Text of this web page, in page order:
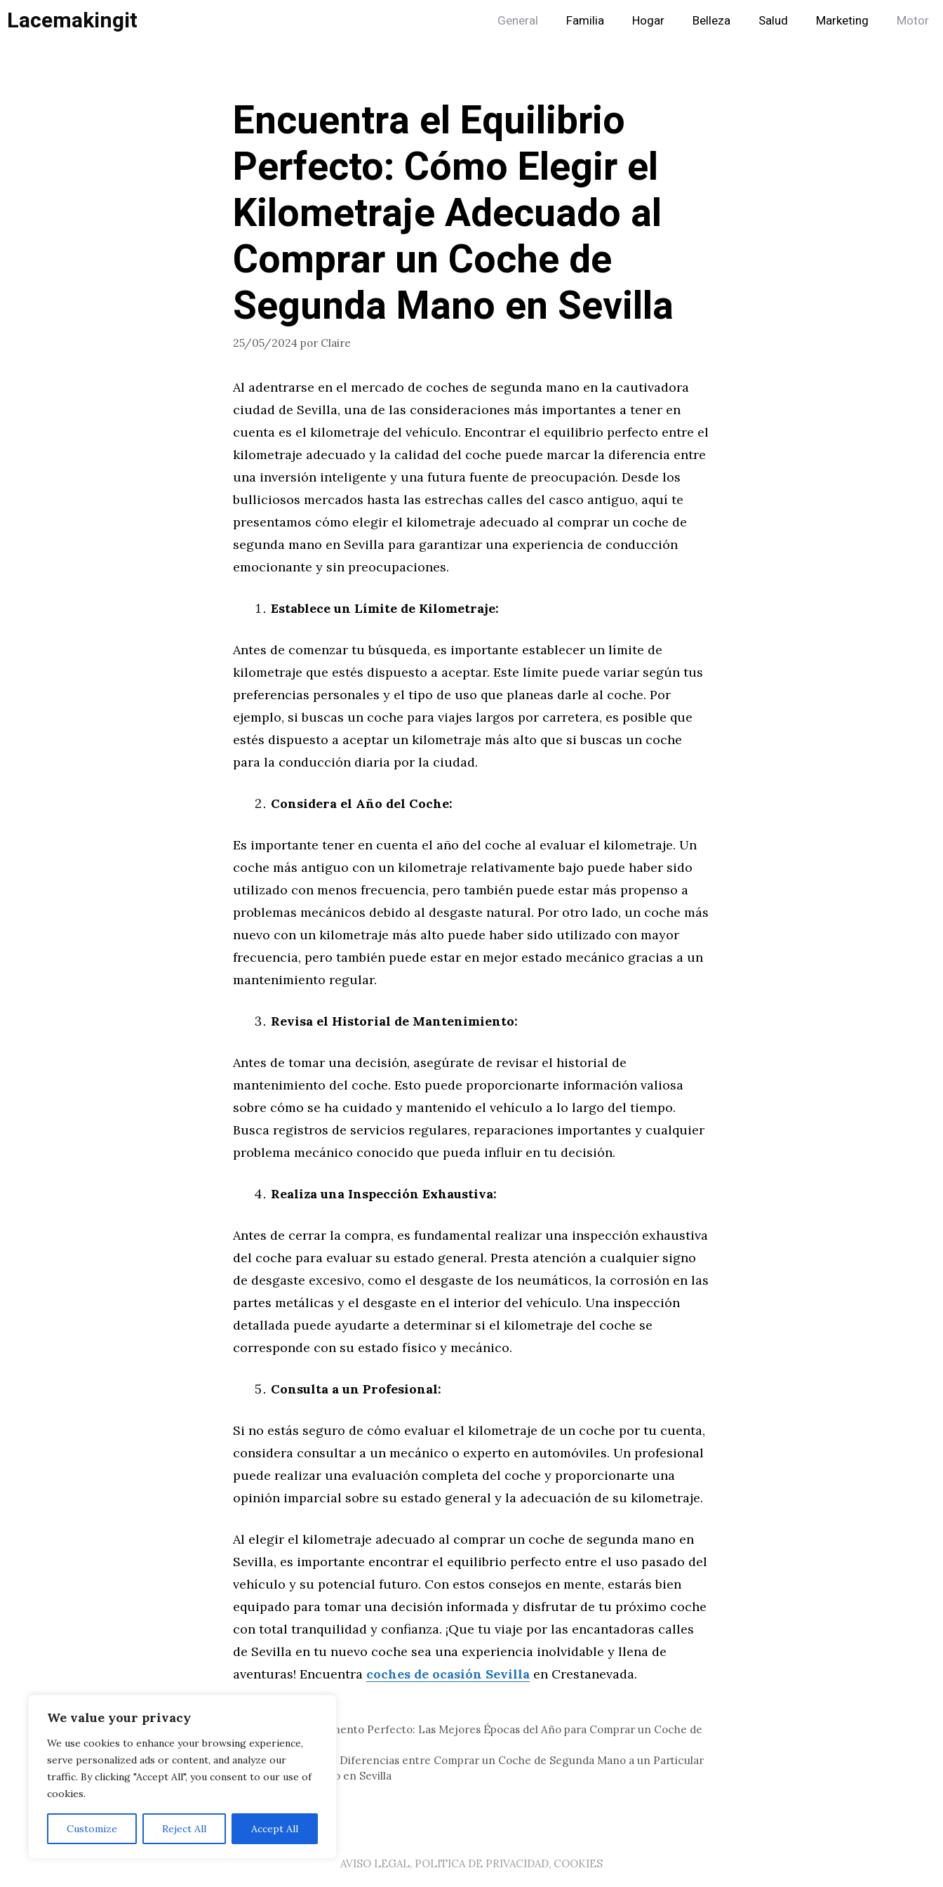
We value your privacy
We use cookies to enhance your browsing experience,
serve personalized ads or content, and analyze our
traffic. By clicking "Accept All", you consent to our use of
cookies.
Customize Reject All Accept All
Saltar
alLacemakingit General Familia Hogar Belleza Salud Marketing Motor
Encuentra el Equilibrio
Perfecto: Cómo Elegir el
Kilometraje Adecuado al
Comprar un Coche de
Segunda Mano en Sevilla
25/05/2024 por Claire
Al adentrarse en el mercado de coches de segunda mano en la cautivadora
ciudad de Sevilla, una de las consideraciones más importantes a tener en
cuenta es el kilometraje del vehículo. Encontrar el equilibrio perfecto entre el
kilometraje adecuado y la calidad del coche puede marcar la diferencia entre
una inversión inteligente y una futura fuente de preocupación. Desde los
bulliciosos mercados hasta las estrechas calles del casco antiguo, aquí te
presentamos cómo elegir el kilometraje adecuado al comprar un coche de
segunda mano en Sevilla para garantizar una experiencia de conducción
emocionante y sin preocupaciones.
Establece un Límite de Kilometraje:
Antes de comenzar tu búsqueda, es importante establecer un límite de
kilometraje que estés dispuesto a aceptar. Este límite puede variar según tus
preferencias personales y el tipo de uso que planeas darle al coche. Por
ejemplo, si buscas un coche para viajes largos por carretera, es posible que
estés dispuesto a aceptar un kilometraje más alto que si buscas un coche
para la conducción diaria por la ciudad.
Considera el Año del Coche:
Es importante tener en cuenta el año del coche al evaluar el kilometraje. Un
coche más antiguo con un kilometraje relativamente bajo puede haber sido
utilizado con menos frecuencia, pero también puede estar más propenso a
problemas mecánicos debido al desgaste natural. Por otro lado, un coche más
nuevo con un kilometraje más alto puede haber sido utilizado con mayor
frecuencia, pero también puede estar en mejor estado mecánico gracias a un
mantenimiento regular.
Revisa el Historial de Mantenimiento:
Antes de tomar una decisión, asegúrate de revisar el historial de
mantenimiento del coche. Esto puede proporcionarte información valiosa
sobre cómo se ha cuidado y mantenido el vehículo a lo largo del tiempo.
Busca registros de servicios regulares, reparaciones importantes y cualquier
problema mecánico conocido que pueda influir en tu decisión.
Realiza una Inspección Exhaustiva:
Antes de cerrar la compra, es fundamental realizar una inspección exhaustiva
del coche para evaluar su estado general. Presta atención a cualquier signo
de desgaste excesivo, como el desgaste de los neumáticos, la corrosión en las
partes metálicas y el desgaste en el interior del vehículo. Una inspección
detallada puede ayudarte a determinar si el kilometraje del coche se
corresponde con su estado físico y mecánico.
Consulta a un Profesional:
Si no estás seguro de cómo evaluar el kilometraje de un coche por tu cuenta,
considera consultar a un mecánico o experto en automóviles. Un profesional
puede realizar una evaluación completa del coche y proporcionarte una
opinión imparcial sobre su estado general y la adecuación de su kilometraje.
Al elegir el kilometraje adecuado al comprar un coche de segunda mano en
Sevilla, es importante encontrar el equilibrio perfecto entre el uso pasado del
vehículo y su potencial futuro. Con estos consejos en mente, estarás bien
equipado para tomar una decisión informada y disfrutar de tu próximo coche
con total tranquilidad y confianza. ¡Que tu viaje por las encantadoras calles
de Sevilla en tu nuevo coche sea una experiencia inolvidable y llena de
aventuras! Encuentra coches de ocasión Sevilla en Crestanevada.
Descubre el Momento Perfecto: Las Mejores Épocas del Año para Comprar un Coche de
Ocasión en Sevilla
Elige Tu Camino: Diferencias entre Comprar un Coche de Segunda Mano a un Particular
y a un Concesionario en Sevilla
AVISO LEGAL, POLITICA DE PRIVACIDAD, COOKIES